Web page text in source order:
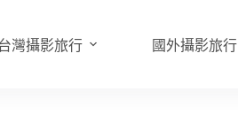
灣攝影旅行 國外攝影旅行